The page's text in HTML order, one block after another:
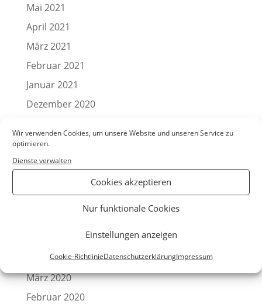
Wir verwenden Cookies, um unsere Website und unseren Service zu
optimieren.
Dienste verwalten
Cookies akzeptieren
Nur funktionale Cookies
Einstellungen anzeigen
Cookie-RichtlinieDatenschutzerklärungImpressum
Mai 2021
April 2021
März 2021
Februar 2021
Januar 2021
Dezember 2020
Oktober 2020
September 2020
April 2020
März 2020
Februar 2020